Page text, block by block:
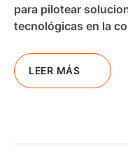
para pilotear
tecnológicas en la
LEER MÁS